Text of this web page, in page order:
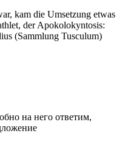
kam die Umsetzung etwas
der Apokolokyntosis:
(Sammlung Tusculum)
на него ответим,